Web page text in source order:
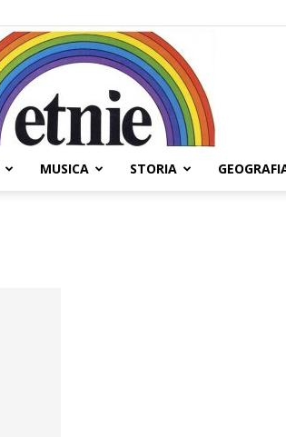
MUSICA STORIA